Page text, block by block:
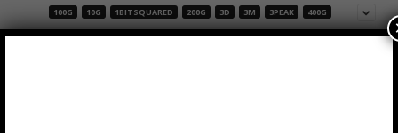
100G 10G 1BITSQUARED 200G 3D 3M 3PEAK 400G